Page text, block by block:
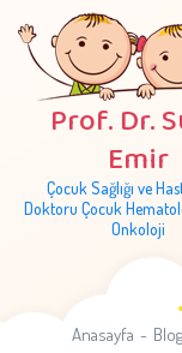
Prof. Dr.
Emir
Çocuk Sağlığı ve
Doktoru Çocuk
Onkoloji
Anasayfa Blog